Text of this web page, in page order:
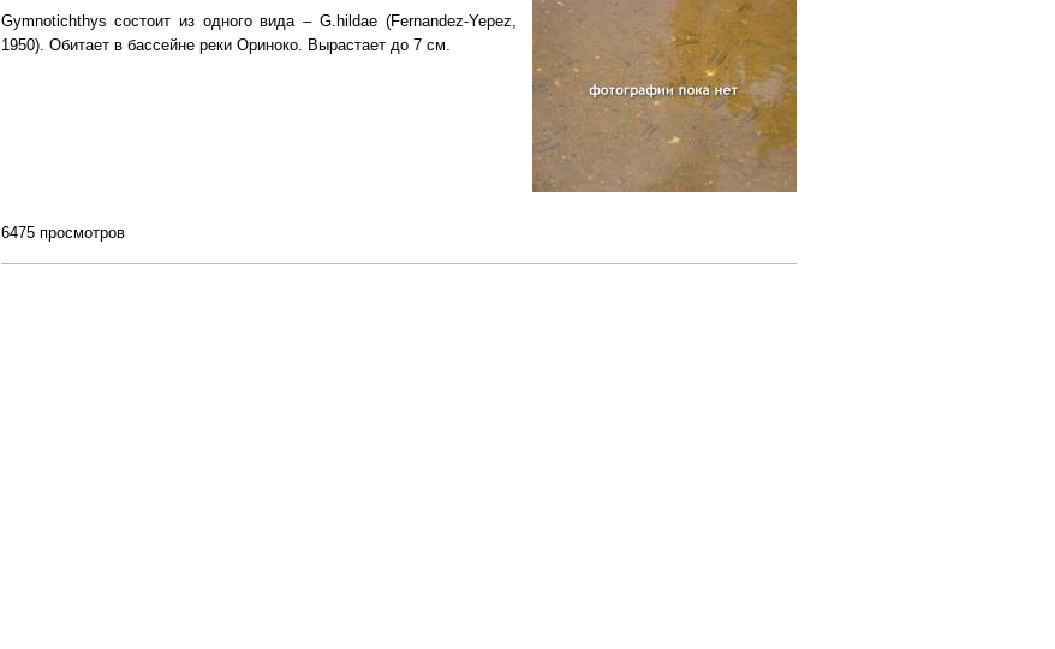
Gymnotichthys состоит из одного вида – G.hildae (Fernandez-Yepez,
1950). Обитает в бассейне реки Ориноко. Вырастает до 7 см.
6475 просмотров